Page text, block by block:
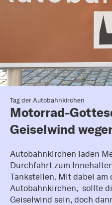
Tag der Autobahnkirchen
Motorrad-
Geiselwind
Autobahnkirchen laden
Durchfahrt zum
Tankstellen. Mit dabei am
Autobahnkirchen, sollte
Geiselwind sein, doch